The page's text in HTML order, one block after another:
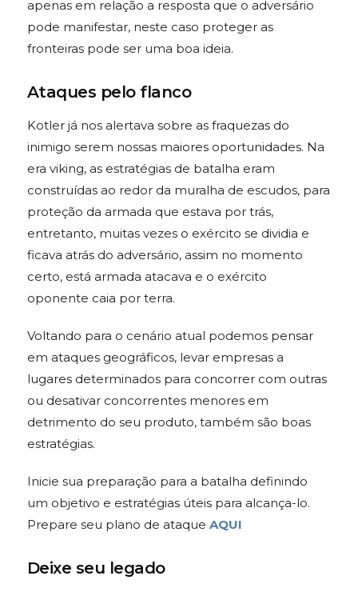
apenas em relação a resposta que o adversário
pode manifestar, neste caso proteger as
fronteiras pode ser uma boa ideia.
Ataques pelo flanco
Kotler já nos alertava sobre as fraquezas do
inimigo serem nossas maiores oportunidades. Na
era viking, as estratégias de batalha eram
construídas ao redor da muralha de escudos, para
proteção da armada que estava por trás,
entretanto, muitas vezes o exército se dividia e
ficava atrás do adversário, assim no momento
certo, está armada atacava e o exército
oponente caia por terra.
Voltando para o cenário atual podemos pensar
em ataques geográficos, levar empresas a
lugares determinados para concorrer com outras
ou desativar concorrentes menores em
detrimento do seu produto, também são boas
estratégias.
Inicie sua preparação para a batalha definindo
um objetivo e estratégias úteis para alcança-lo.
Prepare seu plano de ataque AQUI
Deixe seu legado